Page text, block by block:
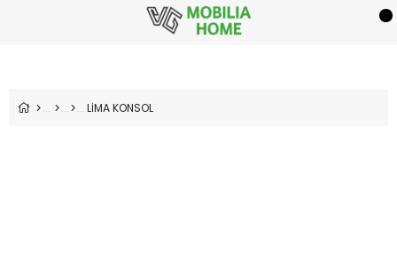
LİMA KONSOL